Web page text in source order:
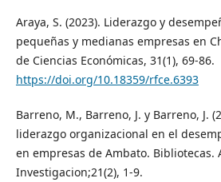
Araya, S. (2023). Liderazgo y
pequeñas y medianas empresas en
de Ciencias Económicas, 31(1), 69-86.
https://doi.org/10.18359/rfce.6393
Barreno, M., Barreno, J. y Barreno, J.
liderazgo organizacional en el
en empresas de Ambato. Bibliotecas.
Investigacion;21(2), 1-9.